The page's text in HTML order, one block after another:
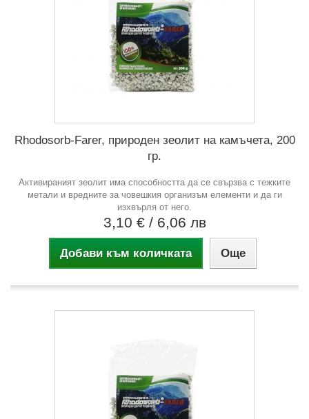
Rhodosorb-Farer, природен зеолит на камъчета, 200
гр.
Активираният зеолит има способността да се свързва с тежките
метали и вредните за човешкия организъм елементи и да ги
изхвърля от него.
3,10 € / 6,06 лв
Добави към количката Още